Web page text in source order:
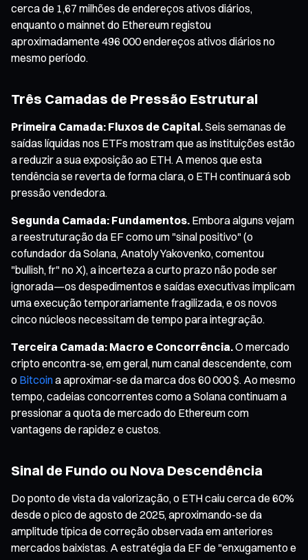
cerca de 1,67 milhões de endereços ativos diários,
enquanto o mainnet do Ethereum registou
aproximadamente 496 000 endereços ativos diários no
mesmo período.
Três Camadas de Pressão Estrutural
Primeira Camada: Fluxos de Capital.Seis semanas de
saídas líquidas nos ETFs mostram que as instituições estão
a reduzir a sua exposição ao ETH. A menos que esta
tendência se reverta de forma clara, o ETH continuará sob
pressão vendedora.
Segunda Camada: Fundamentos. Embora alguns vejam
a reestruturação da EF como um "sinal positivo" (o
cofundador da Solana, Anatoly Yakovenko, comentou
"bullish, fr" no X), a incerteza a curto prazo não pode ser
ignorada—os despedimentos e saídas executivas implicam
uma execução temporariamente fragilizada, e os novos
cinco núcleos necessitam de tempo para integração.
Terceira Camada: Macro e Concorrência.O mercado
cripto encontra-se, em geral, num canal descendente, com
o Bitcoina aproximar-se da marca dos 60 000 $. Ao mesmo
tempo, cadeias concorrentes como a Solana continuam a
pressionar a quota de mercado do Ethereum com
vantagens de rapidez e custos.
Sinal de Fundo ou Nova Descendência
Do ponto de vista da valorização, o ETH caiu cerca de 60%
desde o pico de agosto de 2025, aproximando-se da
amplitude típica de correção observada em anteriores
mercados baixistas. A estratégia da EF de "enxugamento e